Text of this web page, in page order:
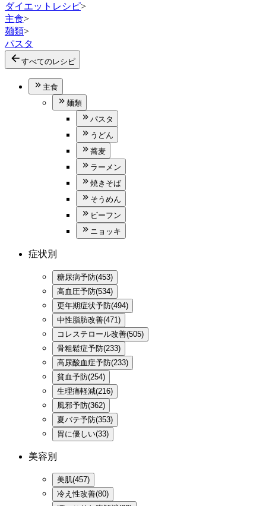
ダイエットレシピ>
主食>
麺類>
パスタ
すべてのレシピ
主食
麺類
パスタ
うどん
蕎麦
ラーメン
焼きそば
そうめん
ビーフン
ニョッキ
症状別
糖尿病予防(453)
高血圧予防(534)
更年期症状予防(494)
中性脂肪改善(471)
コレステロール改善(505)
骨粗鬆症予防(233)
高尿酸血症予防(233)
貧血予防(254)
生理痛軽減(216)
風邪予防(362)
夏バテ予防(353)
胃に優しい(33)
美容別
美肌(457)
冷え性改善(80)